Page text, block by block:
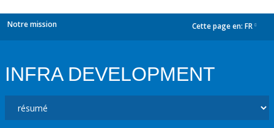
Notre mission Cette page en: FR
INFRA DEVELOPMENT